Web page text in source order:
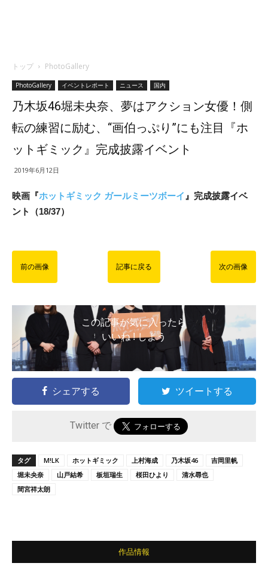
トップ PhotoGallery
PhotoGallery イベントレポート ニュース 国内
乃木坂46堀未央奈、夢はアクション女優！側
転の練習に励む、“画伯っぷり”にも注目『ホ
ットギミック』完成披露イベント
2019年6月12日
映画『ホットギミック ガールミーツボーイ 』完成披露イベ
ント（18/37）
前の画像 記事に戻る 次の画像
この記事が気に入ったら
いいね ! しよう
シェアする ツイートする
Twitter で
タグ M!LK ホットギミック 上村海成 乃木坂46
吉岡里帆
堀未央奈
山戸結希 板垣瑞生 桜田ひより
清水尋也
間宮祥太朗
作品情報